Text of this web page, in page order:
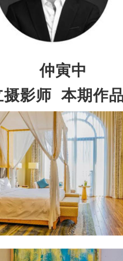
仲寅中
摄影师 本期作